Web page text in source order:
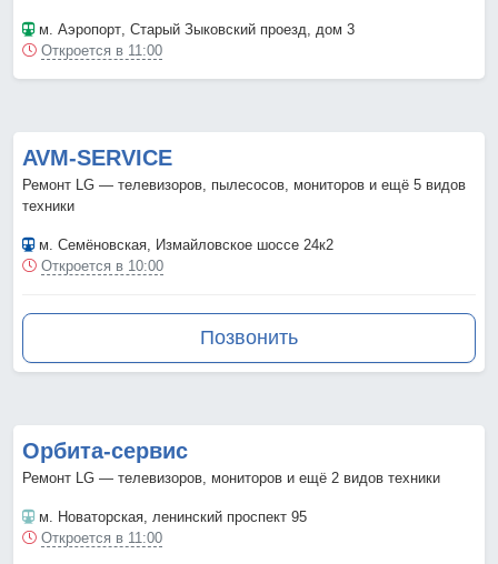
м. Аэропорт , Старый Зыковский проезд, дом 3
Откроется в 11:00
AVM-SERVICE
Ремонт LG — телевизоров, пылесосов, мониторов и ещё 5 видов
техники
м. Семёновская , Измайловское шоссе 24к2
Откроется в 10:00
Позвонить
Орбита-сервис
Ремонт LG — телевизоров, мониторов и ещё 2 видов техники
м. Новаторская , ленинский проспект 95
Откроется в 11:00